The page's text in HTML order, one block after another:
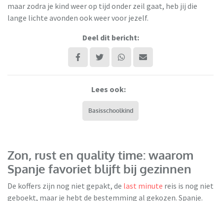
maar zodra je kind weer op tijd onder zeil gaat, heb jij die
lange lichte avonden ook weer voor jezelf.
Deel dit bericht:
Lees ook:
Basisschoolkind
Zon, rust en quality time: waarom
Spanje favoriet blijft bij gezinnen
De koffers zijn nog niet gepakt, de last minute reis is nog niet
geboekt, maar je hebt de bestemming al gekozen. Spanje.